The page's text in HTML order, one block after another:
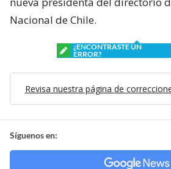
Nacional de Chile.
¿ENCONTRASTE UN
ERROR?
Revisa nuestra página de
Síguenos en: